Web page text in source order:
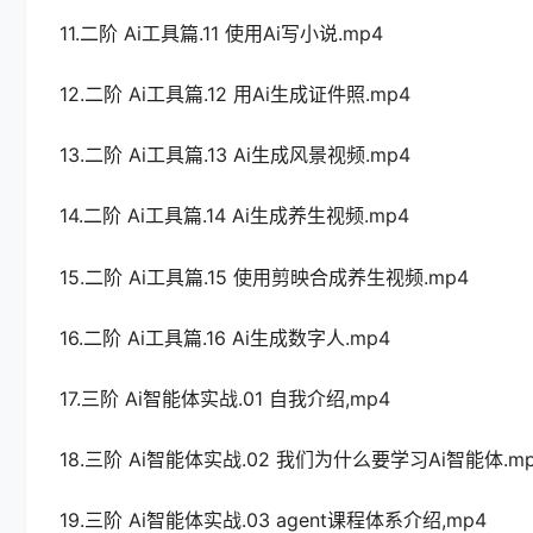
11.二阶 Ai工具篇.11 使用Ai写小说.mp4
12.二阶 Ai工具篇.12 用Ai生成证件照.mp4
13.二阶 Ai工具篇.13 Ai生成风景视频.mp4
14.二阶 Ai工具篇.14 Ai生成养生视频.mp4
15.二阶 Ai工具篇.15 使用剪映合成养生视频.mp4
16.二阶 Ai工具篇.16 Ai生成数字人.mp4
17.三阶 Ai智能体实战.01 自我介绍,mp4
18.三阶 Ai智能体实战.02 我们为什么要学习Ai智能体
19.三阶 Ai智能体实战.03 agent课程体系介绍,mp4